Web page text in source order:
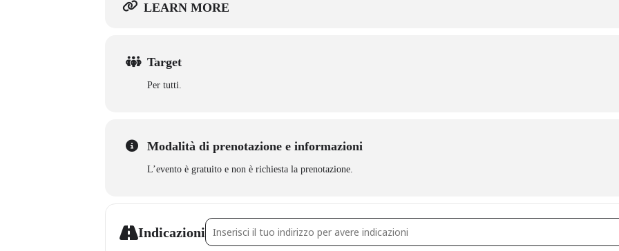
LEARN MORE
Target
Per tutti.
Modalità di prenotazione e informazioni
L’evento è gratuito e non è richiesta la prenotazione.
IndicazioniAddress – Il lungo cammino delle donne di Monghidoro tra storia e memoria [wtxGeOQ0b]